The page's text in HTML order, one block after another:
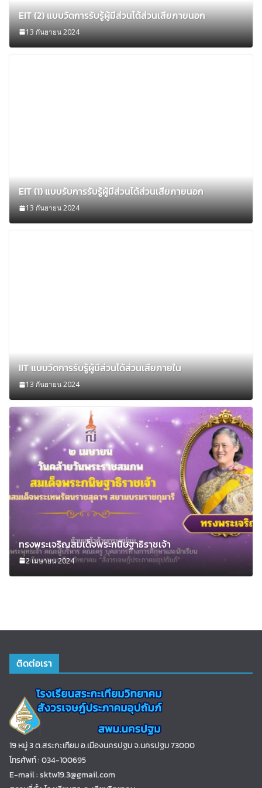
EIT (2) แบบวัดการรับรู้ผู้มีส่วนได้ส่วนเสียภายนอก
13 กันยายน 2024
EIT (1) แบบรับการรับรู้ผู้มีส่วนได้ส่วนเสียภายนอก
13 กันยายน 2024
IIT แบบวัดการรับรู้ผู้มีส่วนได้ส่วนเสียภายใน
13 กันยายน 2024
ทรงพระเจริญสมเด็จพระกนิษฐาธิราชเจ้า
2 เมษายน 2024
ติดต่อเรา
19 หมู่ 3 ต.สระกะเทียม อ.เมืองนครปฐม จ.นครปฐม 73000
โทรศัพท์ : 034-100695
E-mail : sktw19.3@gmail.com